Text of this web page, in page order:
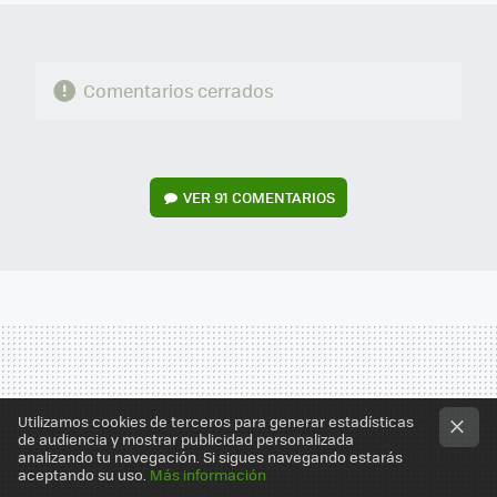
Comentarios cerrados
VER91 COMENTARIOS
Utilizamos cookies de terceros para generar estadísticas
de audiencia y mostrar publicidad personalizada
analizando tu navegación. Si sigues navegando estarás
aceptando su uso. Más información